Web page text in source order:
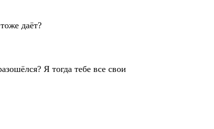
даёт?
Я тогда тебе все свои